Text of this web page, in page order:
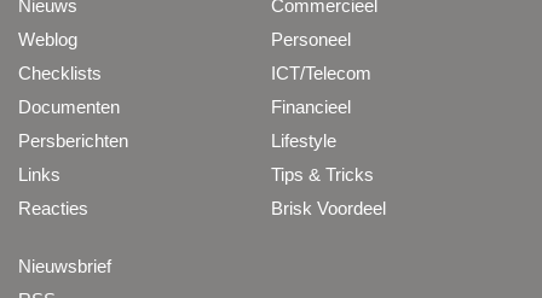
Nieuws
Weblog
Checklists
Documenten
Persberichten
Links
Reacties
Commercieel
Personeel
ICT/Telecom
Financieel
Lifestyle
Tips & Tricks
Brisk Voordeel
Nieuwsbrief